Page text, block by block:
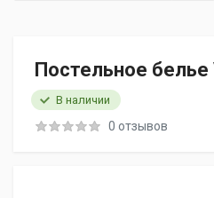
Постельное
0 отзывов
В наличии